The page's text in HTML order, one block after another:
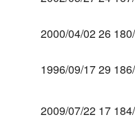
2000/04/0226
1996/09/1729
2009/07/22 17